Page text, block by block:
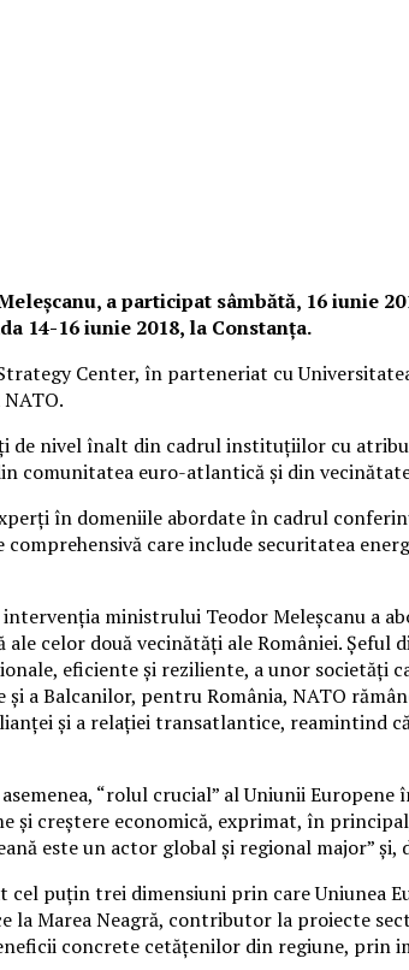
a participat sâmbătă, 16 iunie
14-16 iunie 2018, la Constanța.
Center, în parteneriat cu
nivel înalt din cadrul instituțiilor cu
comunitatea euro-atlantică și din
în domeniile abordate în cadrul
care include securitatea
ministrului Teodor Meleșcanu a
ale celor două vecinătăți ale României.
eficiente și reziliente, a unor societăți
și a Balcanilor, pentru România, NATO
și a relației transatlantice, reamintind
“rolul crucial” al Uniunii
creștere economică, exprimat, în
este un actor global și regional major”
puțin trei dimensiuni prin care Uniunea
la Marea Neagră, contributor la proiecte
concrete cetățenilor din regiune, prin